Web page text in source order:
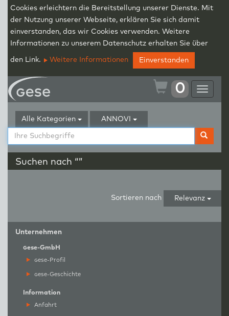
Cookies erleichtern die Bereitstellung unserer Dienste. Mit
der Nutzung unserer Webseite, erklären Sie sich damit
einverstanden, das wir Cookies verwenden. Weitere
Informationen zu unserem Datenschutz erhalten Sie über
den Link. Weitere Informationen Einverstanden
Toggle
0
Alle Kategorien ANNOVI
Suchen nach “”
Sortieren nach Relevanz
Unternehmen
gese-GmbH
gese-Profil
gese-Geschichte
Information
Anfahrt